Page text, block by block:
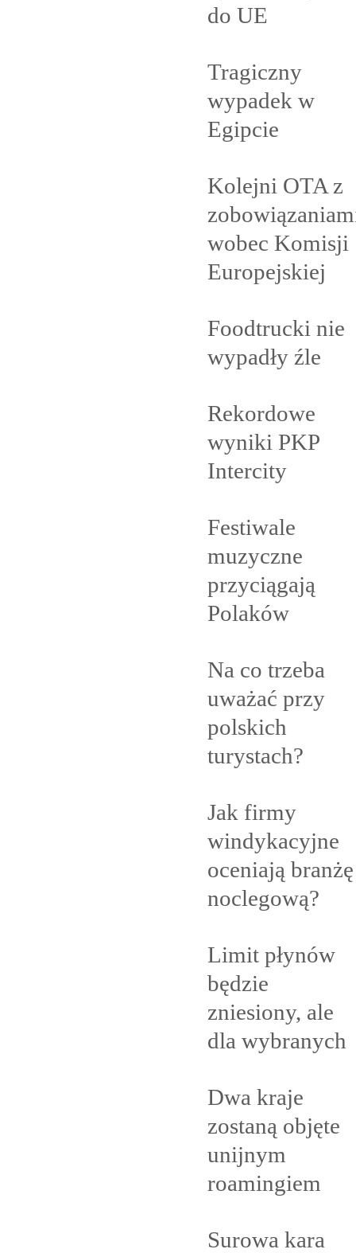
do UE
Tragiczny
wypadek w
Egipcie
Kolejni OTA z
wobec Komisji
Europejskiej
Foodtrucki nie
wypadły źle
Rekordowe
wyniki PKP
Intercity
Festiwale
muzyczne
przyciągają
Polaków
Na co trzeba
uważać przy
polskich
turystach?
Jak firmy
windykacyjne
oceniają branżę
noclegową?
Limit płynów
będzie
zniesiony, ale
dla wybranych
Dwa kraje
zostaną objęte
unijnym
roamingiem
Surowa kara